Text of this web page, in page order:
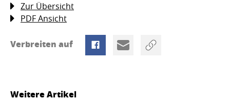
Zur Übersicht
PDF Ansicht
Verbreiten auf
Weitere Artikel